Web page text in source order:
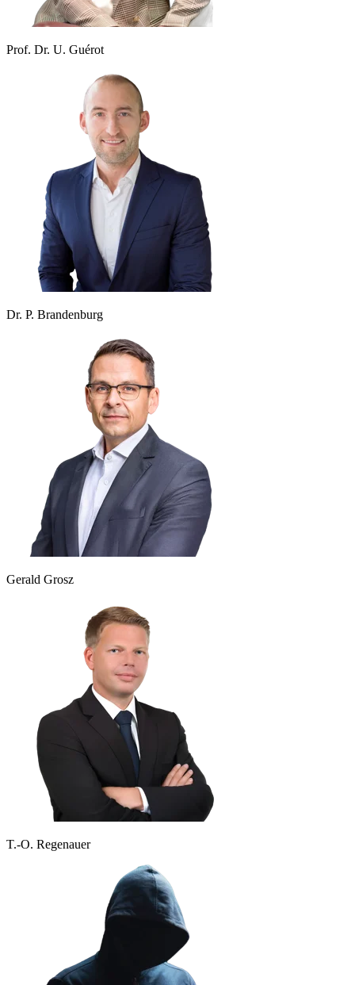
Prof. Dr. U. Guérot
Dr. P. Brandenburg
Gerald Grosz
T.-O. Regenauer